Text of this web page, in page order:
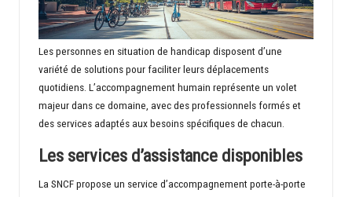
Les personnes en situation de handicap disposent d’une
variété de solutions pour faciliter leurs déplacements
quotidiens. L’accompagnement humain représente un volet
majeur dans ce domaine, avec des professionnels formés et
des services adaptés aux besoins spécifiques de chacun.
Les services d’assistance disponibles
La SNCF propose un service d’accompagnement porte-à-porte